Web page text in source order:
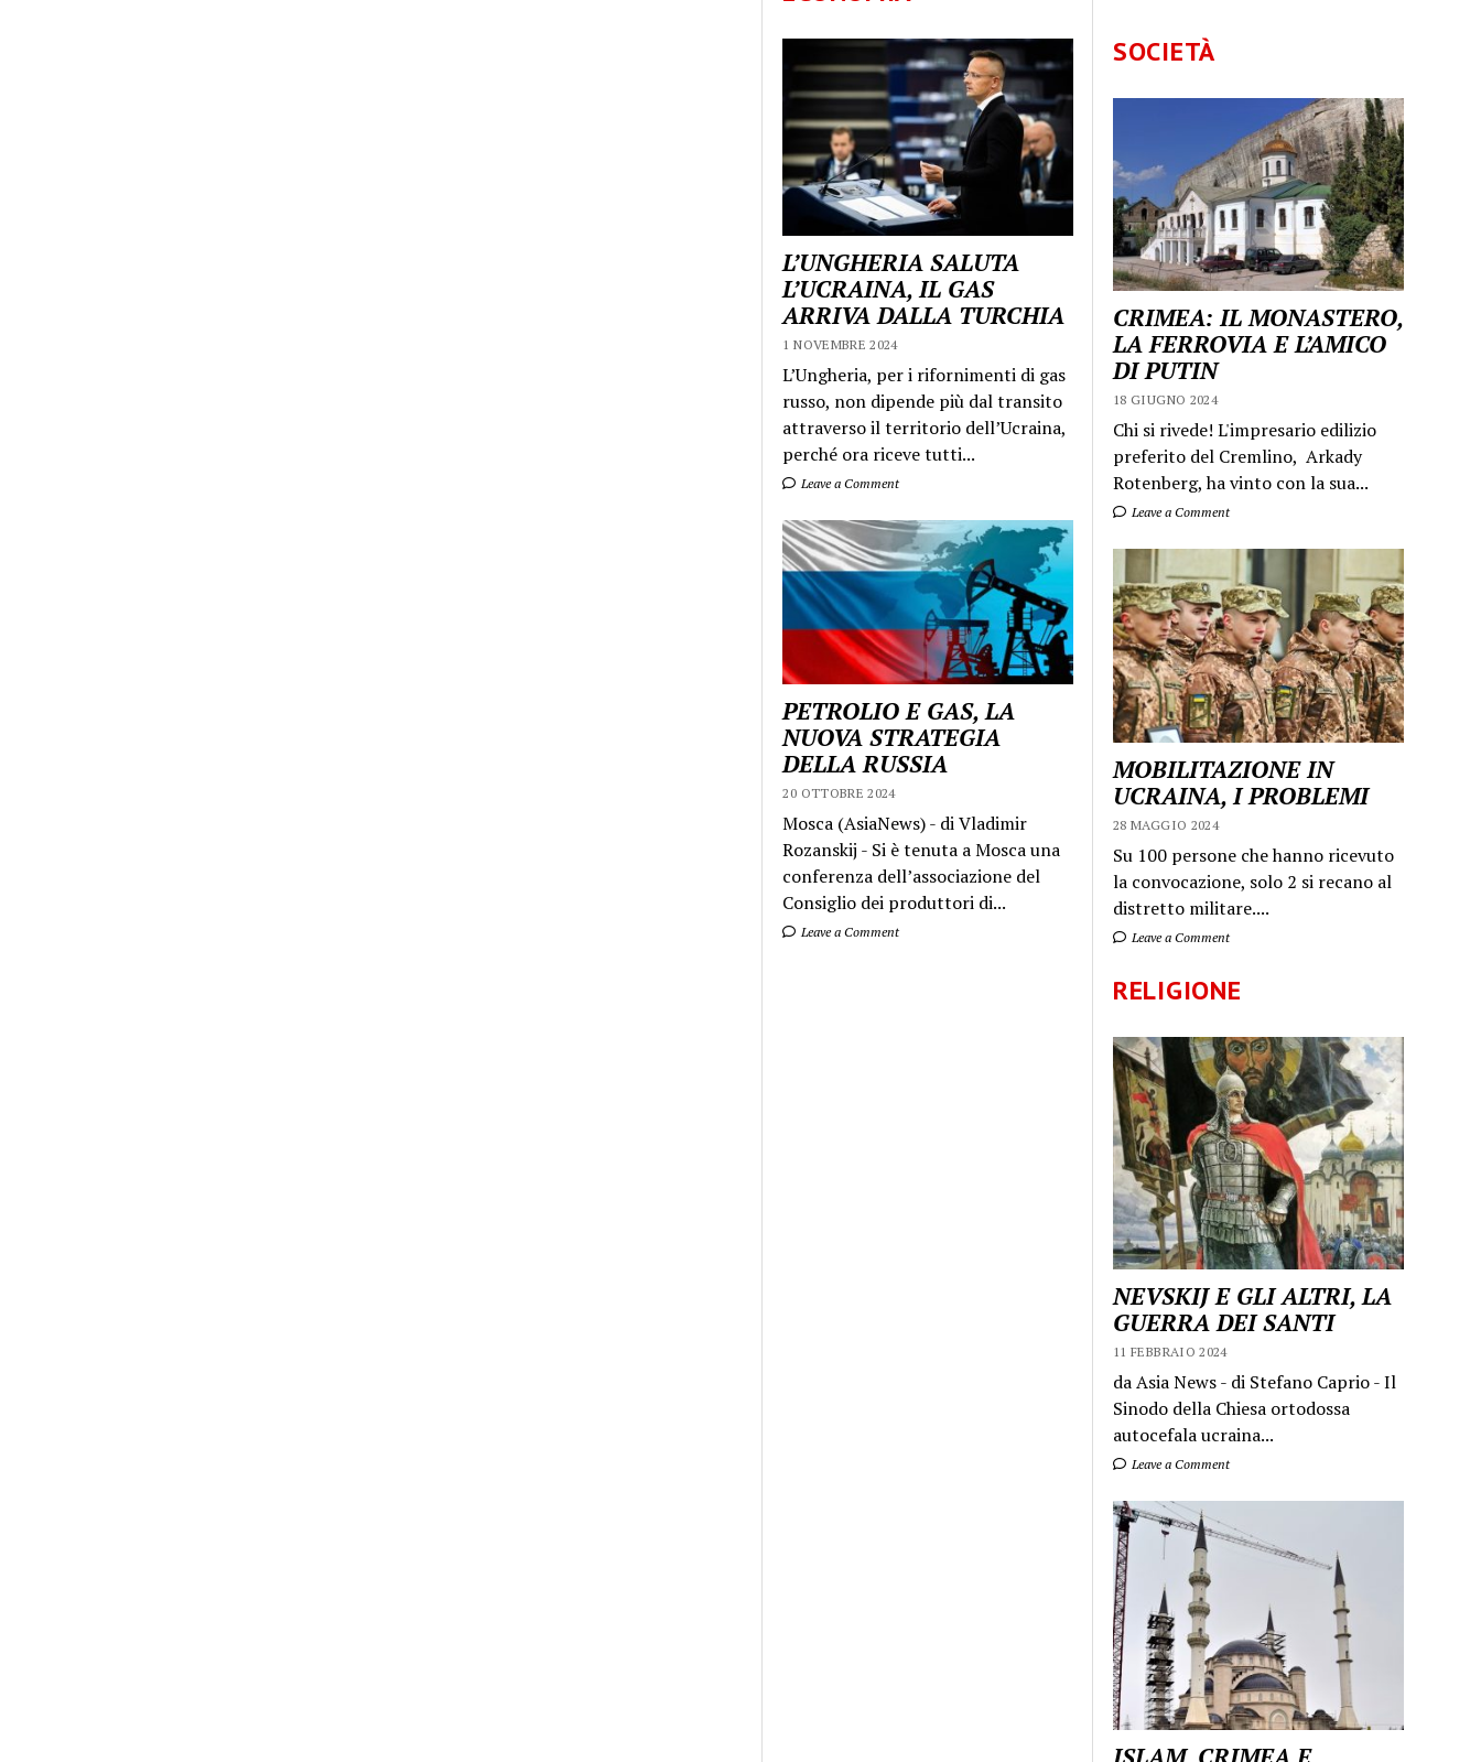
SOCIETÀ
CRIMEA: IL MONASTERO,
LA FERROVIA E L’AMICO
DI PUTIN
18 GIUGNO 2024
Chi si rivede! L'impresario edilizio
preferito del Cremlino, Arkady
Rotenberg, ha vinto con la sua...
Leave a Comment
MOBILITAZIONE IN
UCRAINA, I PROBLEMI
28 MAGGIO 2024
Su 100 persone che hanno ricevuto
la convocazione, solo 2 si recano al
distretto militare....
Leave a Comment
RELIGIONE
NEVSKIJ E GLI ALTRI, LA
GUERRA DEI SANTI
11 FEBBRAIO 2024
da Asia News - di Stefano Caprio - Il
Sinodo della Chiesa ortodossa
autocefala ucraina...
Leave a Comment
L’UNGHERIA SALUTA
L’UCRAINA, IL GAS
ARRIVA DALLA TURCHIA
1 NOVEMBRE 2024
L’Ungheria, per i rifornimenti di gas
russo, non dipende più dal transito
attraverso il territorio dell’Ucraina,
perché ora riceve tutti...
Leave a Comment
PETROLIO E GAS, LA
NUOVA STRATEGIA
DELLA RUSSIA
20 OTTOBRE 2024
Mosca (AsiaNews) - di Vladimir
Rozanskij - Si è tenuta a Mosca una
conferenza dell’associazione del
Consiglio dei produttori di...
Leave a Comment